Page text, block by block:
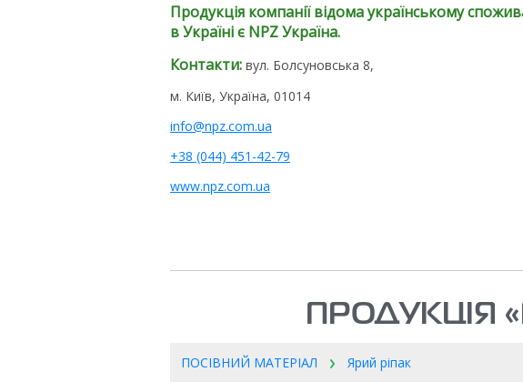
Продукція компанії відома українському
в Україні є NPZ Україна.
Контакти: вул. Болсуновська 8,
м. Київ, Україна, 01014
info@npz.com.ua
+38 (044) 451-42-79
www.npz.com.ua
ПРОДУКЦІЯ
ПОСІВНИЙ МАТЕРІАЛ
Ярий ріпак